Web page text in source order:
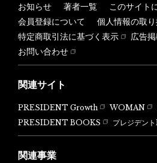
お知らせ 著者一覧
このサイト
会員登録について
個人情報の取
特定商取引法に基づく表示
広告
お問い合わせ
関連サイト
PRESIDENT Growth WOMAN
PRESIDENT BOOKS
プレジデン
関連事業